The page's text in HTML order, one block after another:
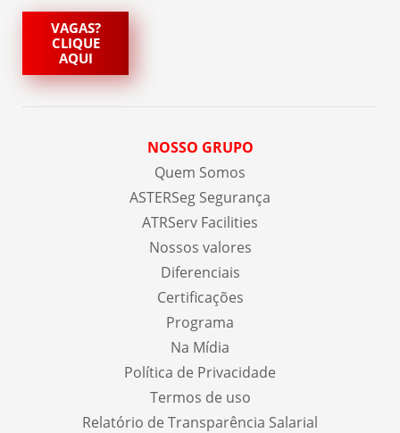
VAGAS?
CLIQUE
AQUI
NOSSO GRUPO
Quem Somos
ASTERSeg Segurança
ATRServ Facilities
Nossos valores
Diferenciais
Certificações
Programa
Na Mídia
Política de Privacidade
Termos de uso
Relatório de Transparência Salarial